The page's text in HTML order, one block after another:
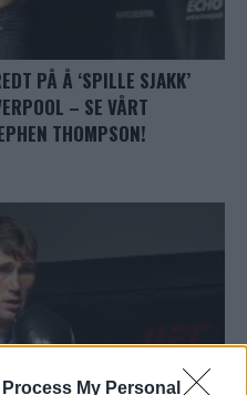
My Personal
PÅ Å ‘SPILLE SJAKK’
– SE VÅRT
THOMPSON!